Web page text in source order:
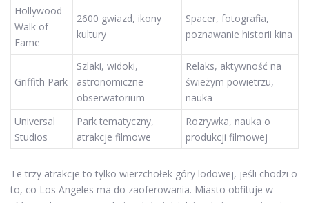
Hollywood
Walk of
Fame
2600 gwiazd, ikony
kultury
Spacer, fotografia,
poznawanie historii kina
Griffith Park
Szlaki, widoki,
astronomiczne
obserwatorium
Relaks, aktywność na
świeżym powietrzu,
nauka
Universal
Studios
Park tematyczny,
atrakcje filmowe
Rozrywka, nauka o
produkcji filmowej
Te trzy atrakcje to tylko wierzchołek góry lodowej, jeśli chodzi o
to, co Los Angeles ma do zaoferowania. Miasto obfituje w